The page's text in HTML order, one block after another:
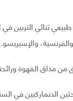
ثنائي التربين
والفرنسية، والإسبريسو.
من مذاق القهوة
الدنماركيين في